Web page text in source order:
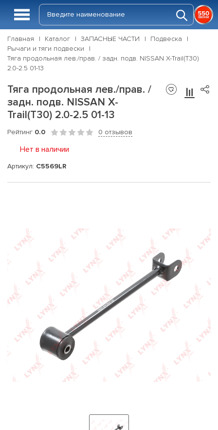
Главная Каталог ЗАПАСНЫЕ ЧАСТИ
Подвеска
Рычаги и тяги подвески
Тяга продольная лев./прав. / задн. подв. NISSAN X-Trail(T30)
2.0-2.5 01-13
Тяга продольная лев./прав. /
задн. подв. NISSAN X-
Trail(T30) 2.0-2.5 01-13
Рейтинг 0.0 0 отзывов
Нет в наличии
Артикул: C5569LR